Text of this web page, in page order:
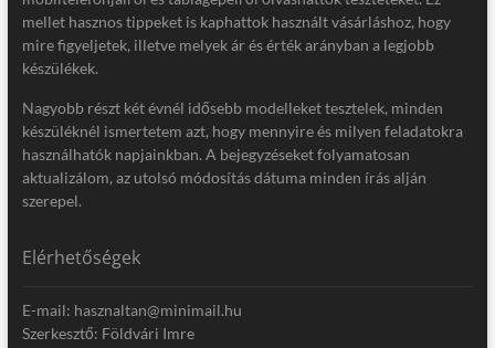
mellet hasznos tippeket is kaphattok használt vásárláshoz, hogy
mire figyeljetek, illetve melyek ár és érték arányban a legjobb
készülékek.
Nagyobb részt két évnél idősebb modelleket tesztelek, minden
készüléknél ismertetem azt, hogy mennyire és milyen feladatokra
használhatók napjainkban. A bejegyzéseket folyamatosan
aktualizálom, az utolsó módosítás dátuma minden írás alján
szerepel.
Elérhetőségek
E-mail: hasznaltan@minimail.hu
Szerkesztő: Földvári Imre